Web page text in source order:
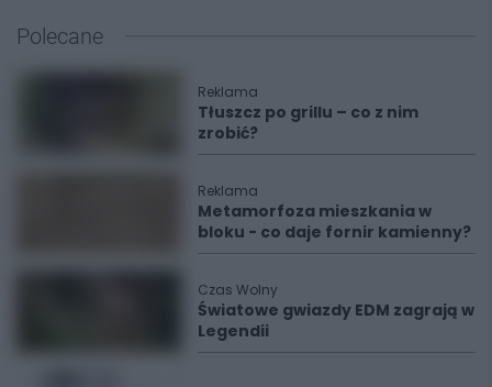
Polecane
Reklama
Tłuszcz po grillu – co z nim
zrobić?
Reklama
Metamorfoza mieszkania w
bloku - co daje fornir kamienny?
Czas Wolny
Światowe gwiazdy EDM zagrają w
Legendii